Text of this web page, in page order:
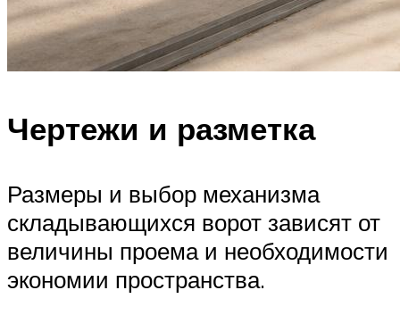
Чертежи и разметка
Размеры и выбор механизма
складывающихся ворот зависят от
величины проема и необходимости
экономии пространства.